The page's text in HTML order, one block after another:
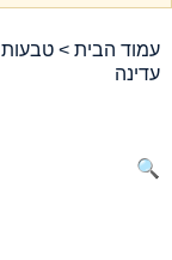
עמוד הבית > טבעות
עדינה
🔍